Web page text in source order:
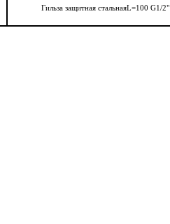
Гильза защитная стальнаяL=100 G1/2"